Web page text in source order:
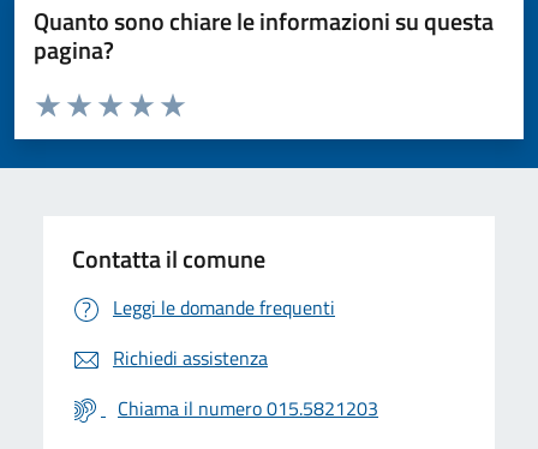
Quanto sono chiare le informazioni su questa
pagina?
Valuta da 1 a 5 stelle la pagina
Valuta 5 stelle su 5
Valuta 4 stelle su 5
Valuta 3 stelle su 5
Valuta 2 stelle su 5
Valuta 1 stelle su 5
Contatta il comune
Leggi le domande frequenti
Richiedi assistenza
Chiama il numero 015.5821203